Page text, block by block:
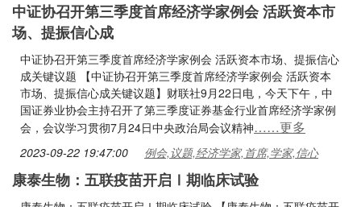
中证协召开第三季度首席经济学家例会 活跃资本市
场、提振信心成
中证协召开第三季度首席经济学家例会 活跃资本市场、提振信心
成关键议题 【中证协召开第三季度首席经济学家例会 活跃资本
市场、提振信心成关键议题】财联社9月22日电，今天下午，中
国证券业协会主持召开了第三季度证券基金行业首席经济学家例
会，会议学习贯彻7月24日中央政治局会议精神……更多
2023-09-22 19:47:00 例会,议题,经济学家,首席,学家,信心
康泰生物：五联疫苗开启Ⅰ期临床试验